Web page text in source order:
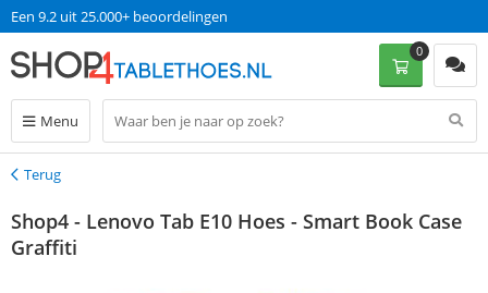
Een 9.2 uit 25.000+ beoordelingen
Menu
0
Terug
Terug
Shop4 - Lenovo Tab E10 Hoes - Smart Book Case
Graffiti